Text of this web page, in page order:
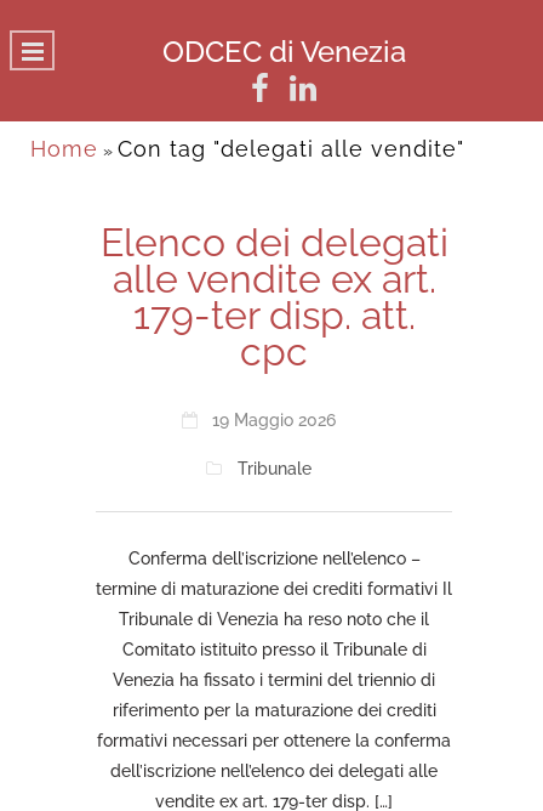
ODCEC di Venezia
Home » Con tag "delegati alle vendite"
Elenco dei delegati
alle vendite ex art.
179-ter disp. att.
cpc
19 Maggio 2026
Tribunale
Conferma dell’iscrizione nell’elenco –
termine di maturazione dei crediti formativi Il
Tribunale di Venezia ha reso noto che il
Comitato istituito presso il Tribunale di
Venezia ha fissato i termini del triennio di
riferimento per la maturazione dei crediti
formativi necessari per ottenere la conferma
dell’iscrizione nell’elenco dei delegati alle
vendite ex art. 179-ter disp. […]